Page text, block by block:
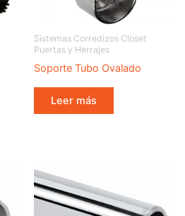
Sistemas Corredizos Closet
Puertas y Herrajes
Soporte Tubo Ovalado
Leer más